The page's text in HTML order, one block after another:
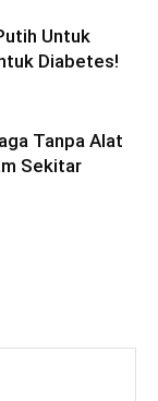
Untuk
Diabetes!
Tanpa Alat
Sekitar